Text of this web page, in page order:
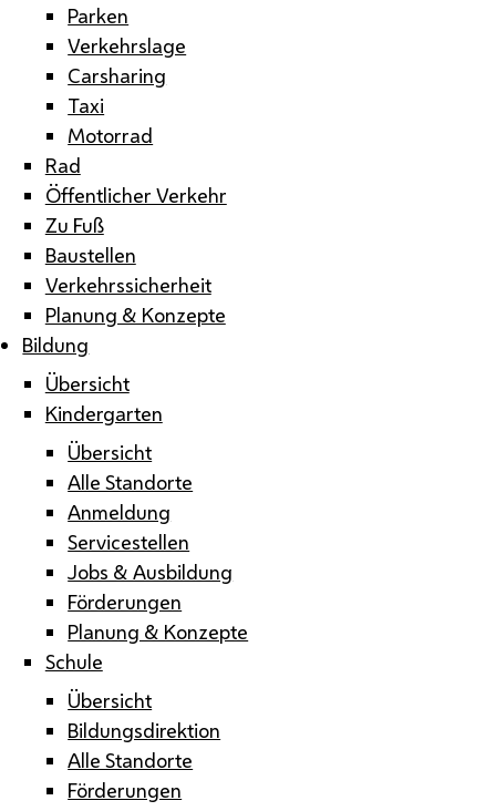
Parken
Verkehrslage
Carsharing
Taxi
Motorrad
Rad
Öffentlicher Verkehr
Zu Fuß
Baustellen
Verkehrssicherheit
Planung & Konzepte
Bildung
Übersicht
Kindergarten
Übersicht
Alle Standorte
Anmeldung
Servicestellen
Jobs & Ausbildung
Förderungen
Planung & Konzepte
Schule
Übersicht
Bildungsdirektion
Alle Standorte
Förderungen